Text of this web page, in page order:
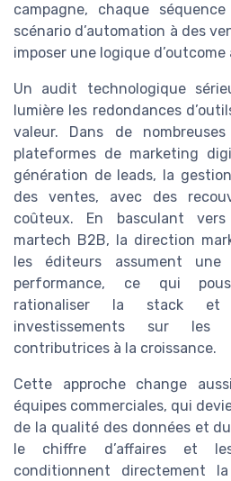
campagne, chaque
scénario d’automation à des
imposer une logique
Un audit technologique
lumière les redondances
valeur. Dans de
plateformes de marketing
génération de leads, la
des ventes, avec des
coûteux. En basculant
martech B2B, la direction
les éditeurs assument
performance, ce qui
rationaliser la stack
investissements sur les
contributrices à la croissance.
Cette approche change
équipes commerciales, qui
de la qualité des données et
le chiffre d’affaires et
conditionnent directement